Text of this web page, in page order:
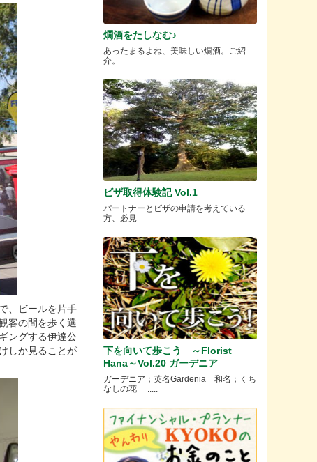
、ビールを片手
客の間を歩く選
ングする伊達公
しか見ることが
燗酒をたしなむ♪
あったまるよね、美味しい燗酒。ご紹
介。
ビザ取得体験記 Vol.1
パートナーとビザの申請を考えている
方、必見
下を向いて歩こう ～Florist
Hana～Vol.20 ガーデニア
ガーデニア；英名Gardenia 和名；くち
なしの花 .....